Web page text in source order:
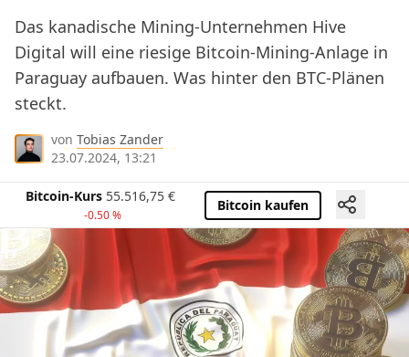
Das kanadische Mining-Unternehmen Hive
Digital will eine riesige Bitcoin-Mining-Anlage in
Paraguay aufbauen. Was hinter den BTC-Plänen
steckt.
von Tobias Zander
23.07.2024, 13:21
Bitcoin-Kurs 55.516,75 €
-0.50 %
Bitcoin kaufen